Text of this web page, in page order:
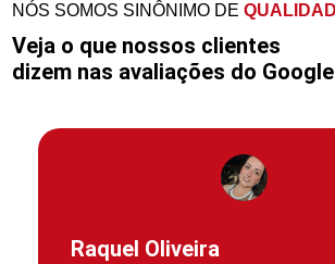
NÓS SOMOS SINÔNIMO DE
Veja o que nossos clientes
dizem nas avaliações do Google
Raquel Oliveira